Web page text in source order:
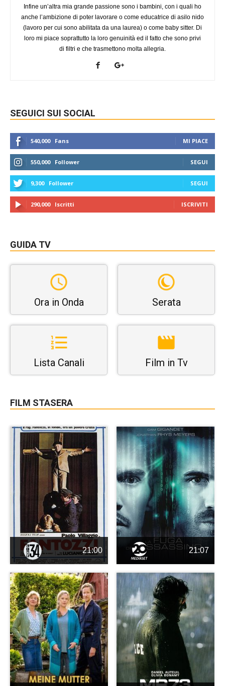
Infine un’altra mia grande passione sono i bambini, con i quali ho
anche l’ambizione di poter lavorare o come educatrice di asilo nido
(lavoro per cui sono abilitata da una laurea) o come baby sitter. Di
loro mi piace soprattutto la loro genuinità ed il fatto che sono privi
di filtri e che trasmettono molta allegria.
SEGUICI SUI SOCIAL
540,000 Fans MI PIACE
550,000 Follower SEGUI
9,300 Follower SEGUI
290,000 Iscritti ISCRIVITI
GUIDA TV
Ora in Onda Serata
Lista Canali Film in Tv
FILM STASERA
21:00 21:07